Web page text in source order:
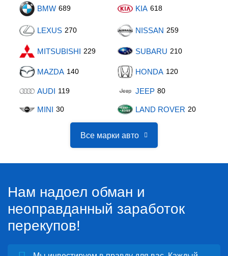
BMW 689 KIA 618
LEXUS 270 NISSAN 259
MITSUBISHI 229 SUBARU 210
MAZDA 140 HONDA 120
AUDI 119 JEEP 80
MINI 30 LAND ROVER 20
Все марки авто
Нам надоел обман и
неоправданный заработок
перекупов!